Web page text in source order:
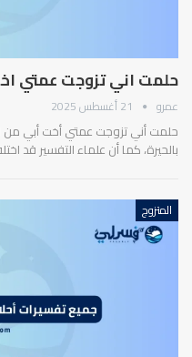
حلمت اني تزوجت عمتي
عمرو 21 أغسطس 2025
حلمت أني تزوجت عمتي أخت أبي من
بالحيرة، كما أن علماء التفسير قد
المتزوج